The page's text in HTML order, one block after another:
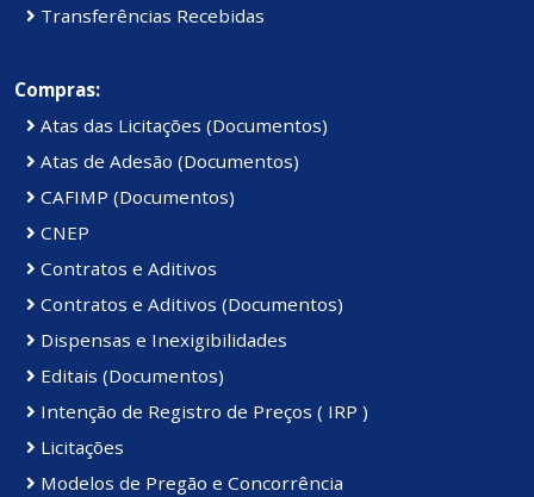
Transferências Recebidas
Compras:
Atas das Licitações (Documentos)
Atas de Adesão (Documentos)
CAFIMP (Documentos)
CNEP
Contratos e Aditivos
Contratos e Aditivos (Documentos)
Dispensas e Inexigibilidades
Editais (Documentos)
Intenção de Registro de Preços ( IRP )
Licitações
Modelos de Pregão e Concorrência